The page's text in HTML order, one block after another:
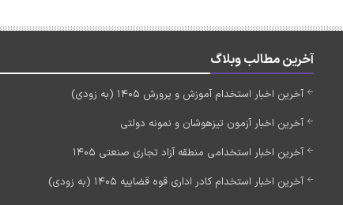
آخرین مطالب وبلاگ
آخرین اخبار استخدام آموزش و پرورش 1405 (به زودی)
آخرین اخبار آزمون تیزهوشان و نمونه دولتی
آخرین اخبار استخدامی منطقه آزاد تجاری صنعتی 1405
آخرین اخبار استخدام کادر اداری قوه قضاییه 1405 (به زودی)